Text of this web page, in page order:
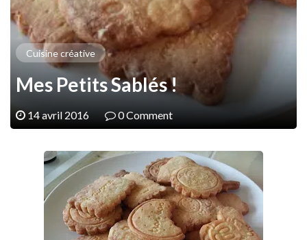
Cuisine créative
Mes Petits Sablés !
14 avril 2016 0 Comment